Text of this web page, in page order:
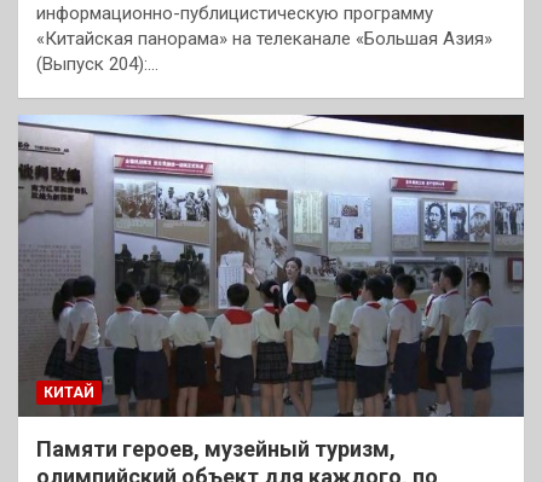
информационно-публицистическую программу
«Китайская панорама» на телеканале «Большая Азия»
(Выпуск 204):…
КИТАЙ
Памяти героев, музейный туризм,